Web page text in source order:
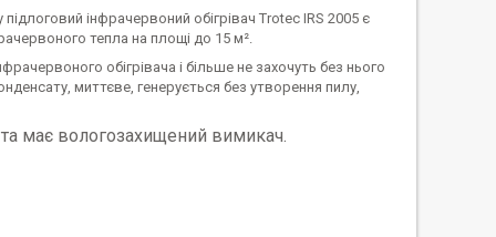
інфрачервоний обігрівач Trotec IRS 2005 є
тепла на площі до 15 м².
обігрівача і більше не захочуть без нього
миттєве, генерується без утворення пилу,
має вологозахищений вимикач.